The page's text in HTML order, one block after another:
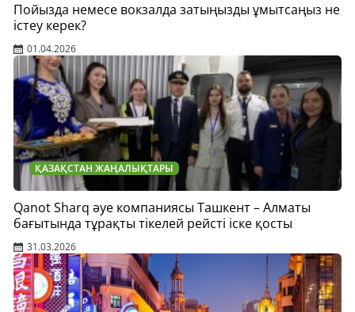
Пойызда немесе вокзалда затыңызды ұмытсаңыз не
істеу керек?
01.04.2026
ҚАЗАҚСТАН ЖАҢАЛЫҚТАРЫ
Qanot Sharq әуе компаниясы Ташкент – Алматы
бағытында тұрақты тікелей рейсті іске қосты
31.03.2026